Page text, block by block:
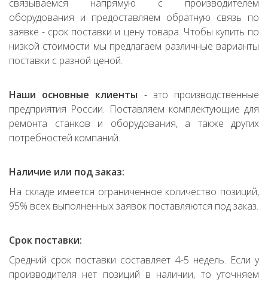
связываемся напрямую с производителем
оборудования и предоставляем обратную связь по
заявке - срок поставки и цену товара. Чтобы купить по
низкой стоимости мы предлагаем различные варианты
поставки с разной ценой.
Наши основные клиенты - это производственные
предприятия России. Поставляем комплектующие для
ремонта станков и оборудования, а также других
потребностей компаний.
Наличие или под заказ:
На складе имеется ограниченное количество позиций,
95% всех выполненных заявок поставляются под заказ.
Срок поставки:
Средний срок поставки составляет 4-5 недель. Если у
производителя нет позиций в наличии, то уточняем